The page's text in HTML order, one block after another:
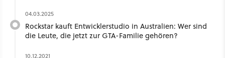
04.03.2025
Rockstar kauft Entwicklerstudio in Australien: Wer sind
die Leute, die jetzt zur GTA-Familie gehören?
10.12.2021